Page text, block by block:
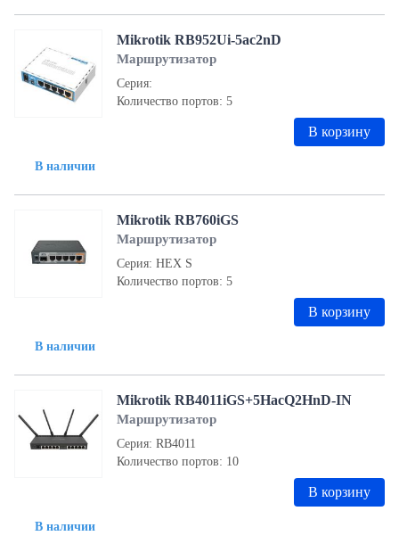
В наличии
Mikrotik RB952Ui-5ac2nD
Маршрутизатор
Серия:
Количество портов: 5
В корзину
В наличии
Mikrotik RB760iGS
Маршрутизатор
Серия: HEX S
Количество портов: 5
В корзину
В наличии
Mikrotik RB4011iGS+5HacQ2HnD-IN
Маршрутизатор
Серия: RB4011
Количество портов: 10
В корзину